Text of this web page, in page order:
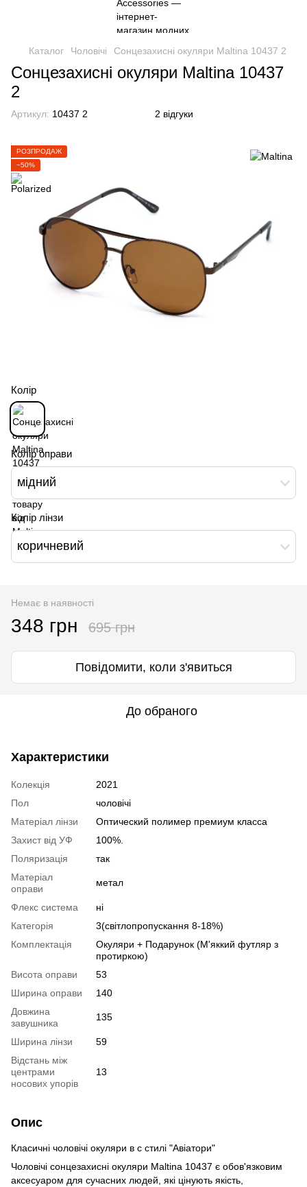
Каталог Чоловічі Сонцезахисні окуляри Maltina 10437 2
Сонцезахисні окуляри Maltina 10437
2
Артикул: 10437 2 2 відгуки
РОЗПРОДАЖ
−50%
Колір
Колір оправи
мідний
Колір лінзи
коричневий
Немає в наявності
348 грн 695 грн
Повідомити, коли з'явиться
До обраного
Характеристики
Колекція
2021
Пол
чоловічі
Матеріал лінзи
Оптический полимер премиум класса
Захист від УФ
100%.
Поляризація
так
Матеріал
оправи
метал
Флекс система
ні
Категорія
3(світлопропускання 8-18%)
Комплектація
Окуляри + Подарунок (М'яккий футляр з
протиркою)
Висота оправи
53
Ширина оправи
140
Довжина
завушника
135
Ширина лінзи
59
Відстань між
центрами
носових упорів
13
Опис
Класичні чоловічі окуляри в с стилі "Авіатори"
Чоловічі сонцезахисні окуляри Maltina 10437 є обов'язковим
аксесуаром для сучасних людей, які цінують якість,